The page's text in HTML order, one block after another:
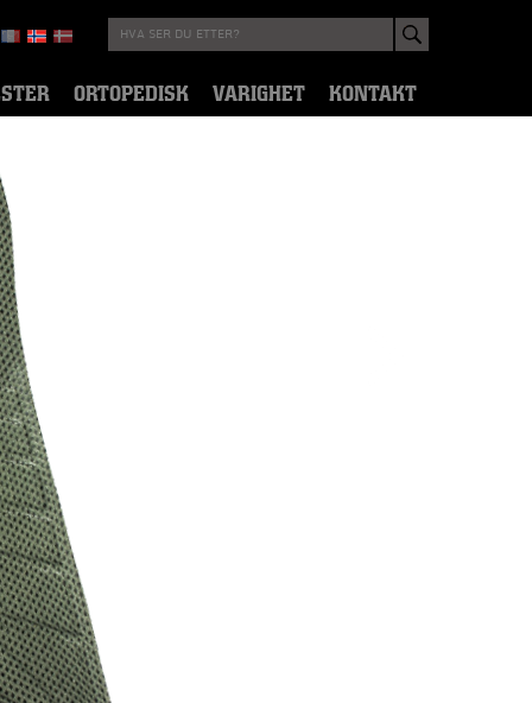
ORTOPEDISK VARIGHET KONTAKT